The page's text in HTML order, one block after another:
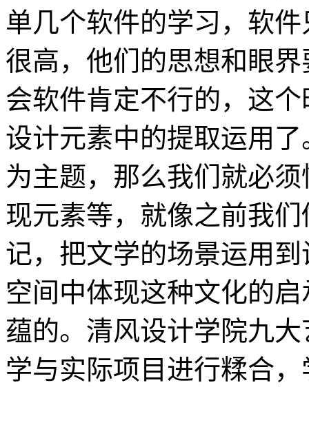
单几个软件的学习，软
很高，他们的思想和眼
会软件肯定不行的，这
设计元素中的提取运用
为主题，那么我们就必
现元素等，就像之前我
记，把文学的场景运用
空间中体现这种文化的
蕴的。清风设计学院九
学与实际项目进行糅合